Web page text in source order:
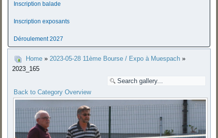
Inscription balade
Inscription exposants
Déroulement 2027
Home »2023-05-28 11ème Bourse / Expo à Muespach »
2023_165
Back to Category Overview